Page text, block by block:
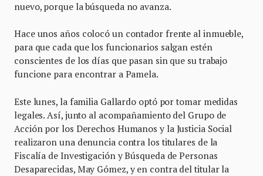
nuevo, porque la búsqueda no avanza.
Hace unos años colocó un contador frente al inmueble,
para que cada que los funcionarios salgan estén
conscientes de los días que pasan sin que su trabajo
funcione para encontrar a Pamela.
Este lunes, la familia Gallardo optó por tomar medidas
legales. Así, junto al acompañamiento del Grupo de
Acción por los Derechos Humanos y la Justicia Social
realizaron una denuncia contra los titulares de la
Fiscalía de Investigación y Búsqueda de Personas
Desaparecidas, May Gómez, y en contra del titular la